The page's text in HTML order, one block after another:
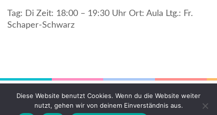
Tag: Di Zeit: 18:00 – 19:30 Uhr Ort: Aula Ltg.: Fr.
Schaper-Schwarz
ENTWICKELT VON
RARA THEME . PRÄSENTIERT VON WORDPRESS.
Diese Website benutzt Cookies. Wenn du die Website weiter
nutzt, gehen wir von deinem Einverständnis aus.